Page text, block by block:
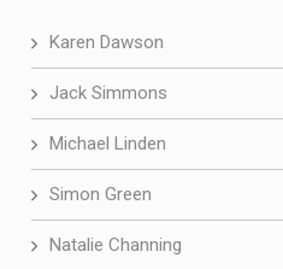
Karen Dawson
Jack Simmons
Michael Linden
Simon Green
Natalie Channing